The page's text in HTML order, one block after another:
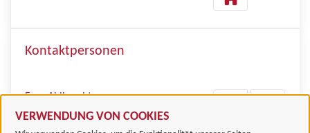
VERWENDUNG VON COOKIES
Kontaktpersonen
Frau Ahlbrecht